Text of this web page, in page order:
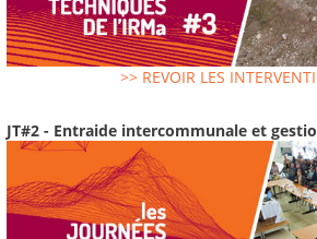
>> REVOIR LES
JT#2 - Entraide intercommunale et